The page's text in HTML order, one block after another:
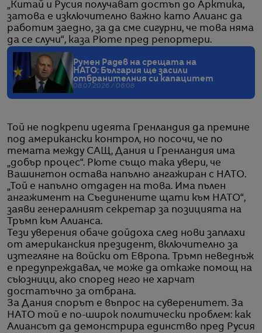
„Китай и Русия получават достъп до Арктика,
затова е изключително важно като Алианс да
работим заедно, за да сме сигурни, че това няма
да се случи“, каза Рюте пред репортери.
Румен Радев на срещата на
НАТО: България ще засили
отбранителния си капацитет
08.07.2026 / 06:08
Той не подкрепи идеята Гренландия да премине
под американски контрол, но посочи, че по
темата между САЩ, Дания и Гренландия има
„добър процес“. Рюте също така увери, че
Вашингтон остава напълно ангажиран с НАТО.
„Той е напълно отдаден на това. Има пълен
ангажимент на Съединените щати към НАТО“,
заяви генералният секретар за позицията на
Тръмп към Алианса.
Тези уверения обаче дойдоха след нови заплахи
от американския президент, включително за
изтегляне на войски от Европа. Тръмп неведнъж
е предупреждавал, че може да откаже помощ на
съюзници, ако според него не харчат
достатъчно за отбрана.
За Дания спорът е въпрос на суверенитет. За
НАТО той е по-широк политически проблем: как
Алиансът да демонстрира единство пред Русия